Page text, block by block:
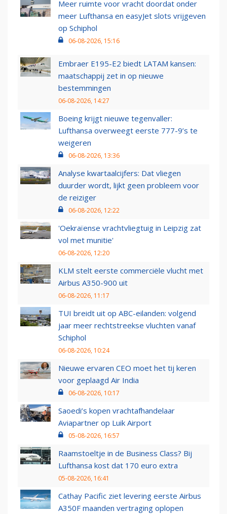
Meer ruimte voor vracht doordat onder
meer Lufthansa en easyJet slots vrijgeven
op Schiphol
06-08-2026, 15:16
Embraer E195-E2 biedt LATAM kansen:
maatschappij zet in op nieuwe
bestemmingen
06-08-2026, 14:27
Boeing krijgt nieuwe tegenvaller:
Lufthansa overweegt eerste 777-9’s te
weigeren
06-08-2026, 13:36
Analyse kwartaalcijfers: Dat vliegen
duurder wordt, lijkt geen probleem voor
de reiziger
06-08-2026, 12:22
'Oekraïense vrachtvliegtuig in Leipzig zat
vol met munitie'
06-08-2026, 12:20
KLM stelt eerste commerciële vlucht met
Airbus A350-900 uit
06-08-2026, 11:17
TUI breidt uit op ABC-eilanden: volgend
jaar meer rechtstreekse vluchten vanaf
Schiphol
06-08-2026, 10:24
Nieuwe ervaren CEO moet het tij keren
voor geplaagd Air India
06-08-2026, 10:17
Saoedi’s kopen vrachtafhandelaar
Aviapartner op Luik Airport
05-08-2026, 16:57
Raamstoeltje in de Business Class? Bij
Lufthansa kost dat 170 euro extra
05-08-2026, 16:41
Cathay Pacific ziet levering eerste Airbus
A350F maanden vertraging oplopen